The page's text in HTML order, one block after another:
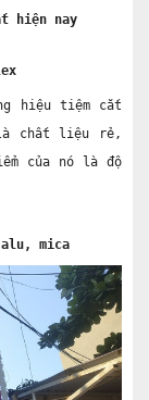
hiện nay
hiệu tiệm cắt
chất liệu rẻ,
của nó là độ
mica